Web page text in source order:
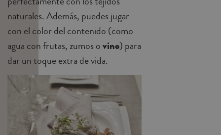
naturales. Además, puedes jugar
con el color del contenido (como
agua con frutas, zumos ovino) para
dar un toque extra de vida.